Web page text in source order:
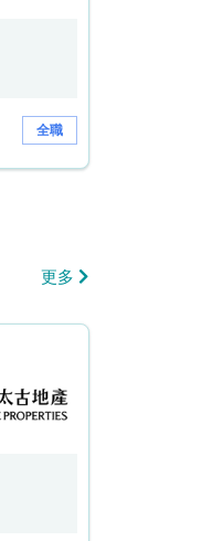
全職
更多